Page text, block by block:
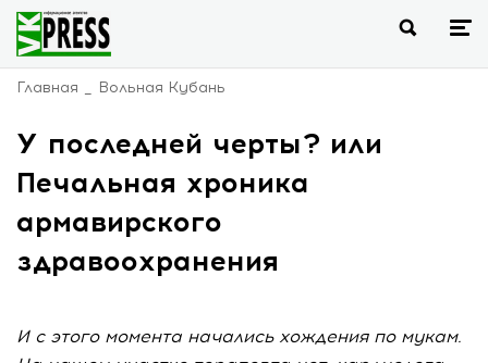
Главная Вольная Кубань
У последней черты? или
Печальная хроника
армавирского
здравоохранения
И с этого момента начались хождения по мукам.